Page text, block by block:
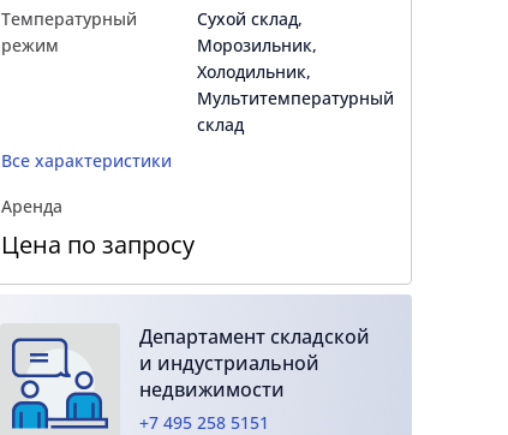
Температурный
режим
Сухой склад,
Морозильник,
Холодильник,
Мультитемпературный
склад
Все характеристики
Аренда
Цена по запросу
Департамент складской
и индустриальной
недвижимости
+7 495 258 5151